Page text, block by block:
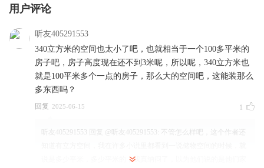
用户评论
听友405291553
340立方米的空间也太小了吧，也就相当于一个100多平米的
房子吧，房子高度现在还不到3米呢，所以呢，340立方米也
就是100平米多个一点的房子，那么大的空间吧，这能装那么
多东西吗？
回复 2025-06-15 1
听友405291553 回复 @ 听友405291553 不管怎么样吧，这个作者还
说是多少平米，多少平米的，我真纳闷了，以为他们说的是他们家